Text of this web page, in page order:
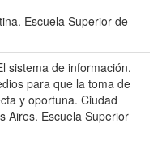
Escuela Superior de
sistema de información.
para que la toma de
y oportuna. Ciudad
Aires. Escuela Superior